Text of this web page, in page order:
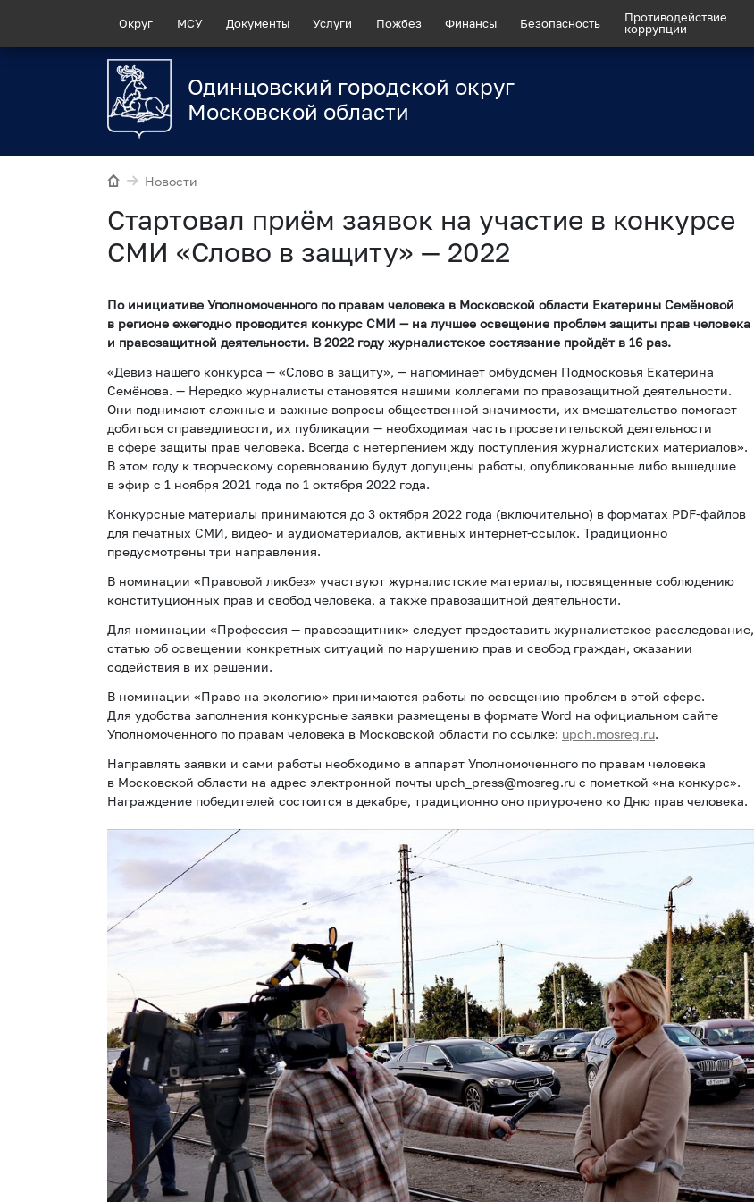
Округ МСУ Документы Услуги Пожбез Финансы Безопасность
Противодействие
коррупции
Одинцовский городской округ
Московской области
Новости
Стартовал приём заявок на участие в конкурсе
СМИ «Слово в защиту» — 2022
По инициативе Уполномоченного по правам человека в Московской области Екатерины Семёновой
в регионе ежегодно проводится конкурс СМИ — на лучшее освещение проблем защиты прав человека
и правозащитной деятельности. В 2022 году журналистское состязание пройдёт в 16 раз.
«Девиз нашего конкурса — «Слово в защиту», — напоминает омбудсмен Подмосковья Екатерина
Семёнова. — Нередко журналисты становятся нашими коллегами по правозащитной деятельности.
Они поднимают сложные и важные вопросы общественной значимости, их вмешательство помогает
добиться справедливости, их публикации — необходимая часть просветительской деятельности
в сфере защиты прав человека. Всегда с нетерпением жду поступления журналистских материалов».
В этом году к творческому соревнованию будут допущены работы, опубликованные либо вышедшие
в эфир с 1 ноября 2021 года по 1 октября 2022 года.
Конкурсные материалы принимаются до 3 октября 2022 года (включительно) в форматах PDF-файлов
для печатных СМИ, видео- и аудиоматериалов, активных интернет-ссылок. Традиционно
предусмотрены три направления.
В номинации «Правовой ликбез» участвуют журналистские материалы, посвященные соблюдению
конституционных прав и свобод человека, а также правозащитной деятельности.
Для номинации «Профессия — правозащитник» следует предоставить журналистское расследование,
статью об освещении конкретных ситуаций по нарушению прав и свобод граждан, оказании
содействия в их решении.
В номинации «Право на экологию» принимаются работы по освещению проблем в этой сфере.
Для удобства заполнения конкурсные заявки размещены в формате Word на официальном сайте
Уполномоченного по правам человека в Московской области по ссылке: upch.mosreg.ru.
Направлять заявки и сами работы необходимо в аппарат Уполномоченного по правам человека
в Московской области на адрес электронной почты upch_press@mosreg.ru с пометкой «на конкурс».
Награждение победителей состоится в декабре, традиционно оно приурочено ко Дню прав человека.